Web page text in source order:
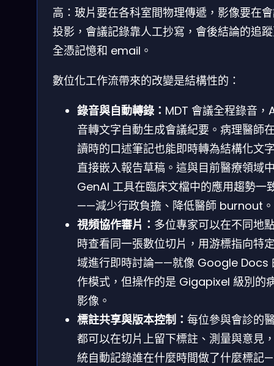
高：玻片要在各科室間物理傳遞，影像要在
投影，會議記錄靠人工抄寫，會後結論的追
全憑記憶和 email。
數位化工作流帶來的改變是結構性的：
錄音與自動轉錄： MDT 會議全程錄音，
音轉文字自動生成會議紀要。病理醫師
讀時的口述筆記也能即時轉為結構化文
直接嵌入報告草稿。這與目前醫療領域
GenAI 工具在臨床文檔中的應用趨勢一
——減少行政負擔、降低醫師 burnout。
視頻協作審片： 多位專家可以在不同地
時查看同一張數位切片，用游標指向特
域進行即時討論——就像 Google Docs
作模式，但操作的是 Gigapixel 級別的
影像。
標註共享與版本控制： 每位參與會診的
都可以在切片上留下標註、測量與意見
統自動記錄誰在什麼時間做了什麼標記